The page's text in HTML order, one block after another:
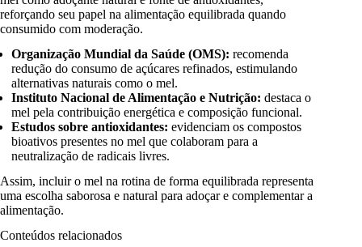
reforçando seu papel na alimentação equilibrada quando
consumido com moderação.
Organização Mundial da Saúde (OMS): recomenda
redução do consumo de açúcares refinados, estimulando
alternativas naturais como o mel.
Instituto Nacional de Alimentação e Nutrição: destaca o
mel pela contribuição energética e composição funcional.
Estudos sobre antioxidantes: evidenciam os compostos
bioativos presentes no mel que colaboram para a
neutralização de radicais livres.
Assim, incluir o mel na rotina de forma equilibrada representa
uma escolha saborosa e natural para adoçar e complementar a
alimentação.
Conteúdos relacionados